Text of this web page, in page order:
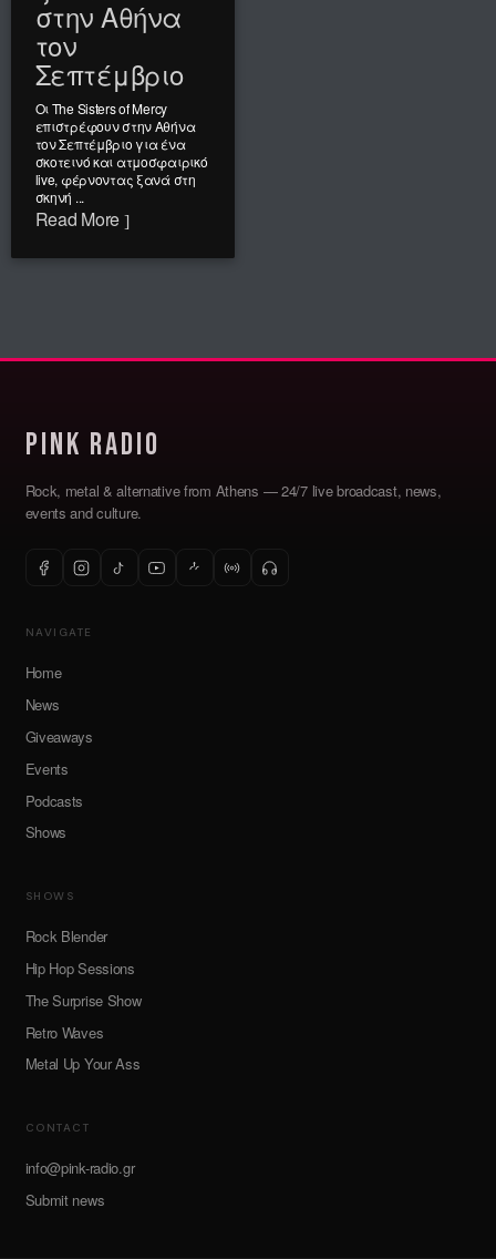
στην Αθήνα
τον
Σεπτέμβριο
Οι The Sisters of Mercy
επιστρέφουν στην Αθήνα
τον Σεπτέμβριο για ένα
σκοτεινό και ατμοσφαιρικό
live, φέρνοντας ξανά στη
σκηνή ...
Read More
Pink Radio
Rock, metal & alternative from Athens — 24/7 live broadcast, news,
events and culture.
NAVIGATE
Home
News
Giveaways
Events
Podcasts
Shows
SHOWS
Rock Blender
Hip Hop Sessions
The Surprise Show
Retro Waves
Metal Up Your Ass
CONTACT
info@pink-radio.gr
Submit news